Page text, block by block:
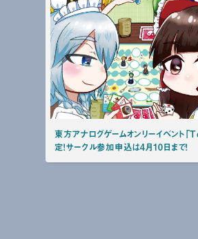
東方アナログゲームオンリーイベン
定！サークル参加申込は4月10日まで！